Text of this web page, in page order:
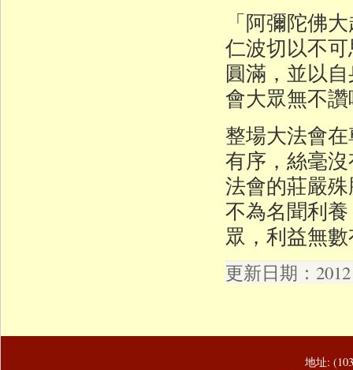
「阿彌陀佛
仁波切以不
圓滿，並以
會大眾無不
整場大法會
有序，絲毫
法會的莊嚴
不為名聞利
眾，利益無
更新日期：
地址: